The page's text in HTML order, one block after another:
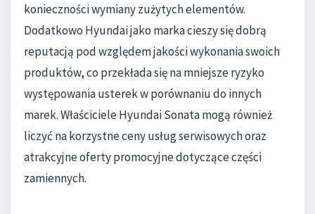
konieczności wymiany zużytych elementów.
Dodatkowo Hyundai jako marka cieszy się dobrą
reputacją pod względem jakości wykonania swoich
produktów, co przekłada się na mniejsze ryzyko
występowania usterek w porównaniu do innych
marek. Właściciele Hyundai Sonata mogą również
liczyć na korzystne ceny usług serwisowych oraz
atrakcyjne oferty promocyjne dotyczące części
zamiennych.